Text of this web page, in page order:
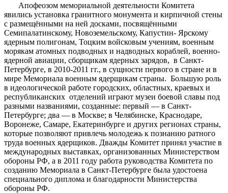
Апофеозом мемориальной деятельности Комитета
явились установка гранитного монумента и кирпичной стены
с размещёнными на ней досками, посвящёнными
Семипалатинскому, Новоземельскому, Капустин- Ярскому
ядерным полигонам, Тоцким войсковым учениям, военным
морякам атомных подводных и надводных кораблей, военно-
ядерной авиации, сборщикам ядерных зарядов, в Санкт-
Петербурге, в 2010-2011 гг., в сущности первого в стране и в
мире Мемориала военным ядерщикам страны. Большую роль
в идеологической работе городских, областных, краевых и
республиканских отделений играют музеи боевой славы под
разными названиями, созданные: первый — в Санкт-
Петербурге; два — в Москве; в Челябинске, Краснодаре,
Воронеже, Самаре, Екатеринбурге и других регионах страны,
которые позволяют привлечь молодежь к познанию ратного
труда военных ядерщиков. Дважды Комитет принял участие в
международных выставках, организованных Министерством
обороны РФ, а в 2011 году работа руководства Комитета по
созданию Мемориала в Санкт-Петербурге была удостоена
специального диплома и благодарности Министерства
обороны РФ.